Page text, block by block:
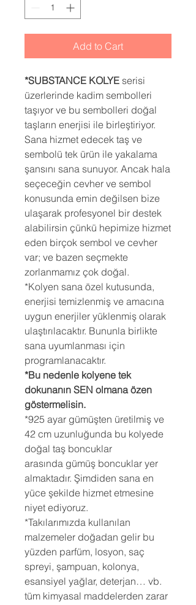
Add to Cart
*SUBSTANCE KOLYE serisi
üzerlerinde kadim sembolleri
taşıyor ve bu sembolleri doğal
taşların enerjisi ile birleştiriyor.
Sana hizmet edecek taş ve
sembolü tek ürün ile yakalama
şansını sana sunuyor. Ancak hala
seçeceğin cevher ve sembol
konusunda emin değilsen bize
ulaşarak profesyonel bir destek
alabilirsin çünkü hepimize hizmet
eden birçok sembol ve cevher
var; ve bazen seçmekte
zorlanmamız çok doğal.
*Kolyen sana özel kutusunda,
enerjisi temizlenmiş ve amacına
uygun enerjiler yüklenmiş olarak
ulaştırılacaktır. Bununla birlikte
sana uyumlanması için
programlanacaktır.
*Bu nedenle kolyene tek
dokunanın SEN olmana özen
göstermelisin.
*925 ayar gümüşten üretilmiş ve
42 cm uzunluğunda bu kolyede
doğal taş boncuklar
arasında gümüş boncuklar yer
almaktadır. Şimdiden sana en
yüce şekilde hizmet etmesine
niyet ediyoruz.
*Takılarımızda kullanılan
malzemeler doğadan gelir bu
yüzden parfüm, losyon, saç
spreyi, şampuan, kolonya,
esansiyel yağlar, deterjan… vb.
tüm kimyasal maddelerden zarar